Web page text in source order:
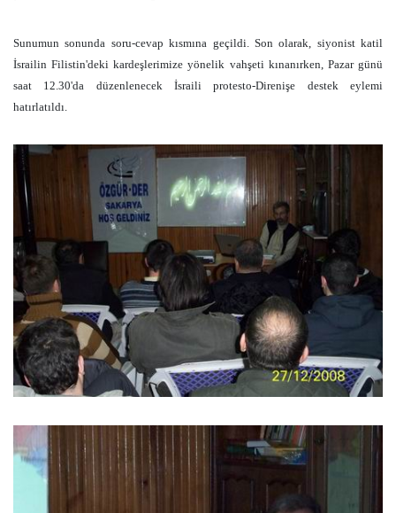
Sunumun sonunda soru-cevap kısmına geçildi. Son olarak, siyonist katil
İsrailin Filistin'deki kardeşlerimize yönelik vahşeti kınanırken, Pazar günü
saat 12.30'da düzenlenecek İsraili protesto-Direnişe destek eylemi
hatırlatıldı.